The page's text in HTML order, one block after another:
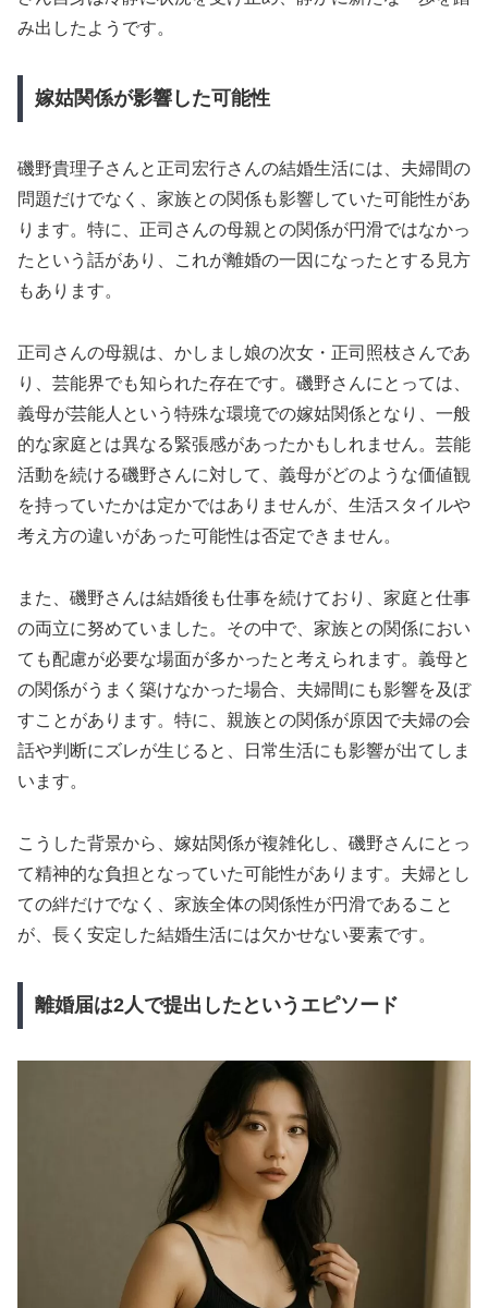
み出したようです。
嫁姑関係が影響した可能性
磯野貴理子さんと正司宏行さんの結婚生活には、夫婦間の
問題だけでなく、家族との関係も影響していた可能性があ
ります。特に、正司さんの母親との関係が円滑ではなかっ
たという話があり、これが離婚の一因になったとする見方
もあります。
正司さんの母親は、かしまし娘の次女・正司照枝さんであ
り、芸能界でも知られた存在です。磯野さんにとっては、
義母が芸能人という特殊な環境での嫁姑関係となり、一般
的な家庭とは異なる緊張感があったかもしれません。芸能
活動を続ける磯野さんに対して、義母がどのような価値観
を持っていたかは定かではありませんが、生活スタイルや
考え方の違いがあった可能性は否定できません。
また、磯野さんは結婚後も仕事を続けており、家庭と仕事
の両立に努めていました。その中で、家族との関係におい
ても配慮が必要な場面が多かったと考えられます。義母と
の関係がうまく築けなかった場合、夫婦間にも影響を及ぼ
すことがあります。特に、親族との関係が原因で夫婦の会
話や判断にズレが生じると、日常生活にも影響が出てしま
います。
こうした背景から、嫁姑関係が複雑化し、磯野さんにとっ
て精神的な負担となっていた可能性があります。夫婦とし
ての絆だけでなく、家族全体の関係性が円滑であること
が、長く安定した結婚生活には欠かせない要素です。
離婚届は2人で提出したというエピソード